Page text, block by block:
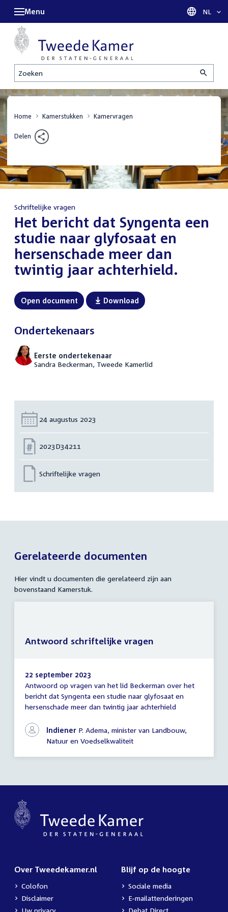
Zoeken
Menu Taal
NL
Home Kamerstukken Kamervragen
Delen
Schriftelijke vragen
:Het bericht dat Syngenta een
studie naar glyfosaat en
hersenschade meer dan
twintig jaar achterhield.
Open document Download
Ondertekenaars
Eerste ondertekenaar
Sandra Beckerman, Tweede Kamerlid
Datum:
24 augustus 2023
Nummer:
2023D34211
Schriftelijke vragen
Gerelateerde documenten
Hier vindt u documenten die gerelateerd zijn aan
bovenstaand Kamerstuk.
Antwoord
schriftelijke
vragen
22 september 2023
Antwoord op vragen van het lid Beckerman over het
bericht dat Syngenta een studie naar glyfosaat en
hersenschade meer dan twintig jaar achterhield
Indiener P. Adema, minister van Landbouw,
Natuur en Voedselkwaliteit
Antwoord schriftelijke vragen
Over Tweedekamer.nl
Colofon
Disclaimer
Uw privacy
Blijf op de hoogte
Sociale media
E-mailattenderingen
Debat Direct